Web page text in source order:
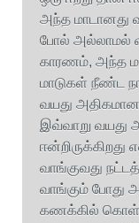
அந்த மாடானது
போல் அல்லாமல்
காரணம், அந்த
மாடுகள் நீண்ட
வயது அதிகமான
இவ்வாறு வயது
வாங்குவது
வாங்கும்
கணக்கில்